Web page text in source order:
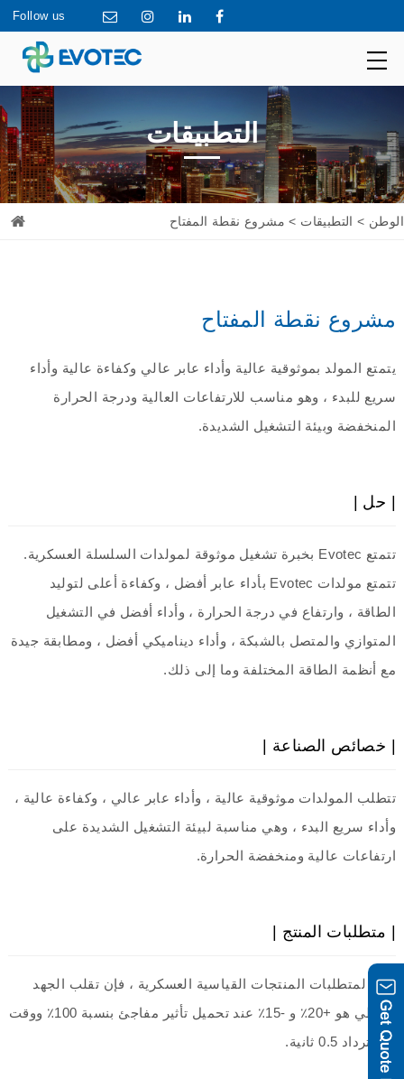
Follow us
التطبيقات
الوطن > التطبيقات > مشروع نقطة المفتاح
مشروع نقطة المفتاح
يتمتع المولد بموثوقية عالية وأداء عابر عالي وكفاءة عالية وأداء
سريع للبدء ، وهو مناسب للارتفاعات العالية ودرجة الحرارة
المنخفضة وبيئة التشغيل الشديدة.
| حل |
تتمتع Evotec بخبرة تشغيل موثوقة لمولدات السلسلة العسكرية.
تتمتع مولدات Evotec بأداء عابر أفضل ، وكفاءة أعلى لتوليد
الطاقة ، وارتفاع في درجة الحرارة ، وأداء أفضل في التشغيل
المتوازي والمتصل بالشبكة ، وأداء ديناميكي أفضل ، ومطابقة جيدة
مع أنظمة الطاقة المختلفة وما إلى ذلك.
| خصائص الصناعة |
تتطلب المولدات موثوقية عالية ، وأداء عابر عالي ، وكفاءة عالية ،
وأداء سريع البدء ، وهي مناسبة لبيئة التشغيل الشديدة على
ارتفاعات عالية ومنخفضة الحرارة.
| متطلبات المنتج |
وفقًا لمتطلبات المنتجات القياسية العسكرية ، فإن تقلب الجهد
الخطي هو +20٪ و -15٪ عند تحميل تأثير مفاجئ بنسبة 100٪ ووقت
الاسترداد 0.5 ثانية.